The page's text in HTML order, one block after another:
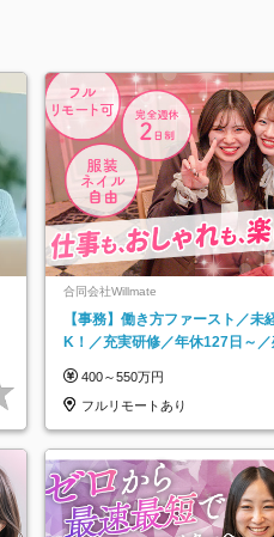
合同会社Willmate
【事務】働き方ファースト／未
K！／充実研修／年休127日～／
400～550万円
フルリモートあり